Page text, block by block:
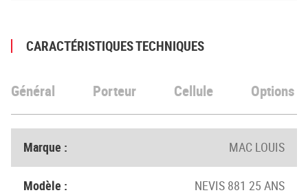
CARACTÉRISTIQUES TECHNIQUES
Général Porteur Cellule Options
Marque : MAC LOUIS
Modèle : NEVIS 881 25 ANS